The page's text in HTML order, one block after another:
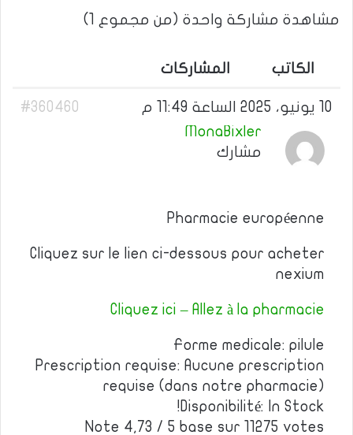
مشاهدة مشاركة واحدة (من مجموع 1)
الكاتب المشاركات
10 يونيو، 2025 الساعة 11:49 م
#360460
MonaBixler
مشارك
Pharmacie européenne
Cliquez sur le lien ci-dessous pour acheter
nexium
Cliquez ici – Allez à la pharmacie
Forme medicale: pilule
Prescription requise: Aucune prescription
requise (dans notre pharmacie)
Disponibilité: In Stock!
Note 4,73 / 5 base sur 11275 votes